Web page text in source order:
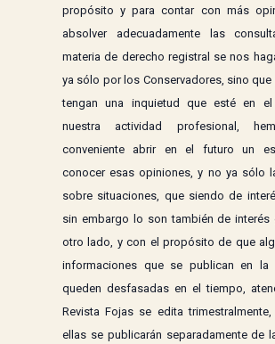
propósito y para contar con más
absolver adecuadamente las
materia de derecho registral se nos
ya sólo por los Conservadores, sino
tengan una inquietud que esté en
nuestra actividad profesional,
conveniente abrir en el futuro un
conocer esas opiniones, y no ya sólo
sobre situaciones, que siendo de
sin embargo lo son también de interés
otro lado, y con el propósito de que
informaciones que se publican en la
queden desfasadas en el tiempo,
Revista Fojas se edita
ellas se publicarán separadamente de